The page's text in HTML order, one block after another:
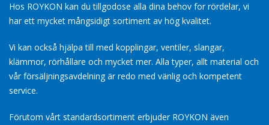
Hos ROYKON kan du tillgodose alla dina behov for rördelar, vi
har ett mycket mångsidigt sortiment av hög kvalitet.
Vi kan också hjälpa till med kopplingar, ventiler, slangar,
klämmor, rörhållare och mycket mer. Alla typer, allt material och
vår försäljningsavdelning är redo med vänlig och kompetent
service.
Förutom vårt standardsortiment erbjuder ROYKON även